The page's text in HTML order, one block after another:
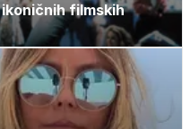
filmskih